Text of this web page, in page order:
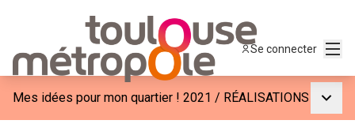
Se connecter
Mes idées pour mon quartier ! 2021 / RÉALISATIONS